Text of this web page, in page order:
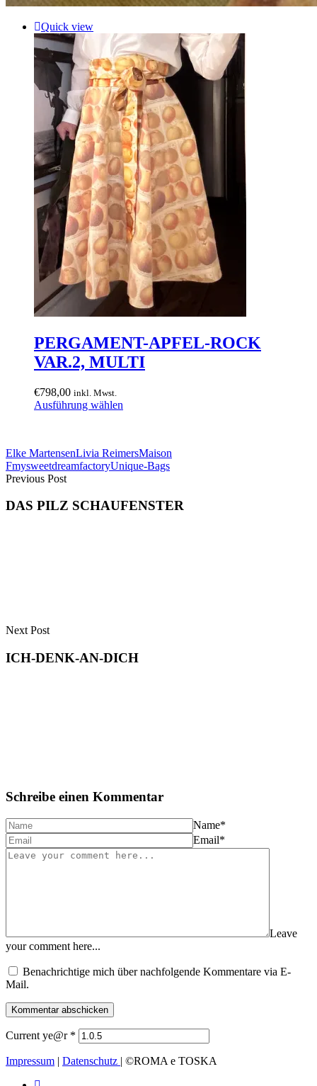
Quick view
PERGAMENT-APFEL-ROCK
VAR.2, MULTI
€798,00 inkl. Mwst.
Ausführung wählen
Varianten
auf.
können
Elke MartensenLivia ReimersMaison
FmysweetdreamfactoryUnique-Bags
Previous Post
DAS PILZ SCHAUFENSTER
Next Post
ICH-DENK-AN-DICH
Schreibe einen Kommentar
Name*
Email*
Leave
your comment here...
Benachrichtige mich über nachfolgende Kommentare via E-
Mail.
Current ye@r *
Impressum | Datenschutz | ©ROMA e TOSKA